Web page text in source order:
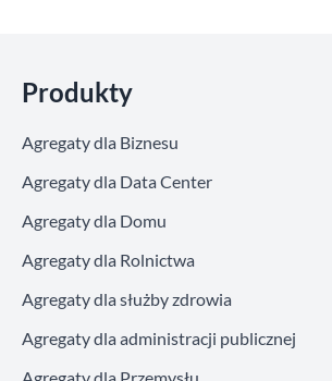
Produkty
Agregaty dla Biznesu
Agregaty dla Data Center
Agregaty dla Domu
Agregaty dla Rolnictwa
Agregaty dla służby zdrowia
Agregaty dla administracji publicznej